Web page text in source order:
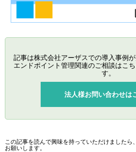
記事は株式会社アーザスでの導入事例が
エンドポイント管理関連のご相談はこ
す。
法人様お問い合わせは
この記事を読んで興味を持っていただけましたら
お願いします。